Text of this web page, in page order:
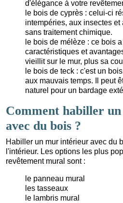
d'élégance à votre
le bois de cyprès : celui-ci
intempéries, aux insectes et
sans traitement chimique.
le bois de mélèze : ce bois
caractéristiques et
vieillit sur le mur, plus sa
le bois de teck : c'est un
aux mauvais temps. Il peut
naturel pour un bardage
Comment habiller
avec du bois ?
Habiller un mur intérieur avec du
l'intérieur. Les options les plus
revêtement mural sont :
le panneau mural
les tasseaux
le lambris mural